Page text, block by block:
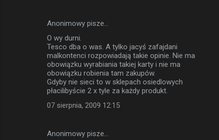
Anonimowy pisze…
O wy durni.
Tesco dba o was. A tylko jacyś zafajdani
malkontenci rozpowiadają takie opinie. Nie ma
obowiązku wyrabiania takiej karty i nie ma
obowiązku robienia tam zakupów.
Gdyby nie sieci to w sklepach osiedlowych
płacilibyście 2 x tyle za każdy produkt.
07 sierpnia, 2009 12:15
Anonimowy pisze…